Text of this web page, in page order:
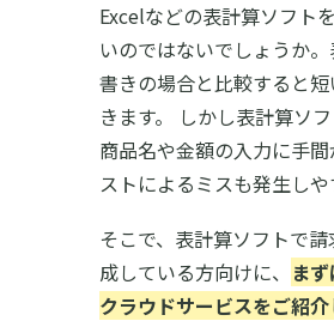
Excelなどの表計算ソフト
いのではないでしょうか
書きの場合と比較すると
きます。 しかし表計算ソ
商品名や金額の入力に手
ストによるミスも発生しや
そこで、表計算ソフトで
成している方向けに、 ま
クラウドサービスをご紹介